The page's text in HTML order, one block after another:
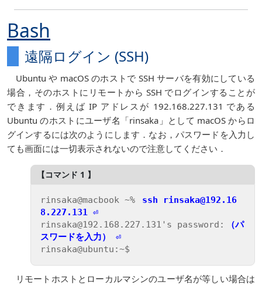
Bash
遠隔ログイン (SSH)
Ubuntu や macOS のホストで SSH サーバを有効にしている
場合，そのホストにリモートから SSH でログインすることが
できます．例えば IP アドレスが 192.168.227.131 である
Ubuntu のホストにユーザ名「rinsaka」として macOS からロ
グインするには次のようにします．なお，パスワードを入力し
ても画面には一切表示されないので注意してください．
rinsaka@macbook ~%
ssh rinsaka@192.16
8.227.131 ⏎
rinsaka@192.168.227.131's password:
（パ
スワードを入力） ⏎
リモートホストとローカルマシンのユーザ名が等しい場合は